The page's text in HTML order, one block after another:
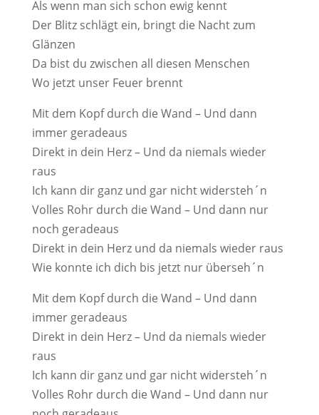
Als wenn man sich schon ewig kennt
Der Blitz schlägt ein, bringt die Nacht zum
Glänzen
Da bist du zwischen all diesen Menschen
Wo jetzt unser Feuer brennt
Mit dem Kopf durch die Wand – Und dann
immer geradeaus
Direkt in dein Herz – Und da niemals wieder
raus
Ich kann dir ganz und gar nicht widersteh´n
Volles Rohr durch die Wand – Und dann nur
noch geradeaus
Direkt in dein Herz und da niemals wieder raus
Wie konnte ich dich bis jetzt nur überseh´n
Mit dem Kopf durch die Wand – Und dann
immer geradeaus
Direkt in dein Herz – Und da niemals wieder
raus
Ich kann dir ganz und gar nicht widersteh´n
Volles Rohr durch die Wand – Und dann nur